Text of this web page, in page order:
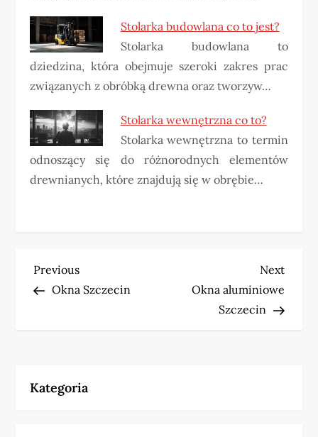
Stolarka budowlana co to jest?
Stolarka budowlana to
dziedzina, która obejmuje szeroki zakres prac
związanych z obróbką drewna oraz tworzyw…
Stolarka wewnętrzna co to?
Stolarka wewnętrzna to termin
odnoszący się do różnorodnych elementów
drewnianych, które znajdują się w obrębie…
N
a
g
Previous
Post
Previous
Okna Szczecin
Next
Post
Next
Okna aluminiowe
Szczecin
Kategoria